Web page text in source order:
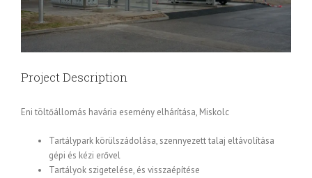
Project Description
Eni töltőállomás havária esemény elhárítása, Miskolc
Tartálypark körülszádolása, szennyezett talaj eltávolítása
gépi és kézi erővel
Tartályok szigetelése, és visszaépítése